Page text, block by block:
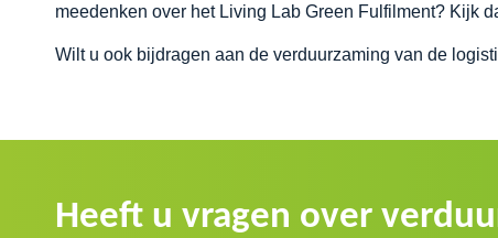
meedenken over het Living Lab Green Fulfilment? Kijk
Wilt u ook bijdragen aan de verduurzaming van de
Heeft u vragen over